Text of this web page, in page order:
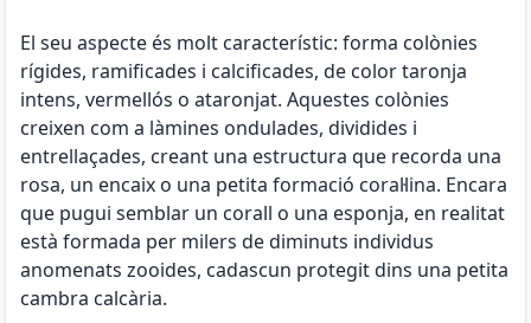
El seu aspecte és molt característic: forma colònies
rígides, ramificades i calcificades, de color taronja
intens, vermellós o ataronjat. Aquestes colònies
creixen com a làmines ondulades, dividides i
entrellaçades, creant una estructura que recorda una
rosa, un encaix o una petita formació coral·lina. Encara
que pugui semblar un corall o una esponja, en realitat
està formada per milers de diminuts individus
anomenats zooides, cadascun protegit dins una petita
cambra calcària.